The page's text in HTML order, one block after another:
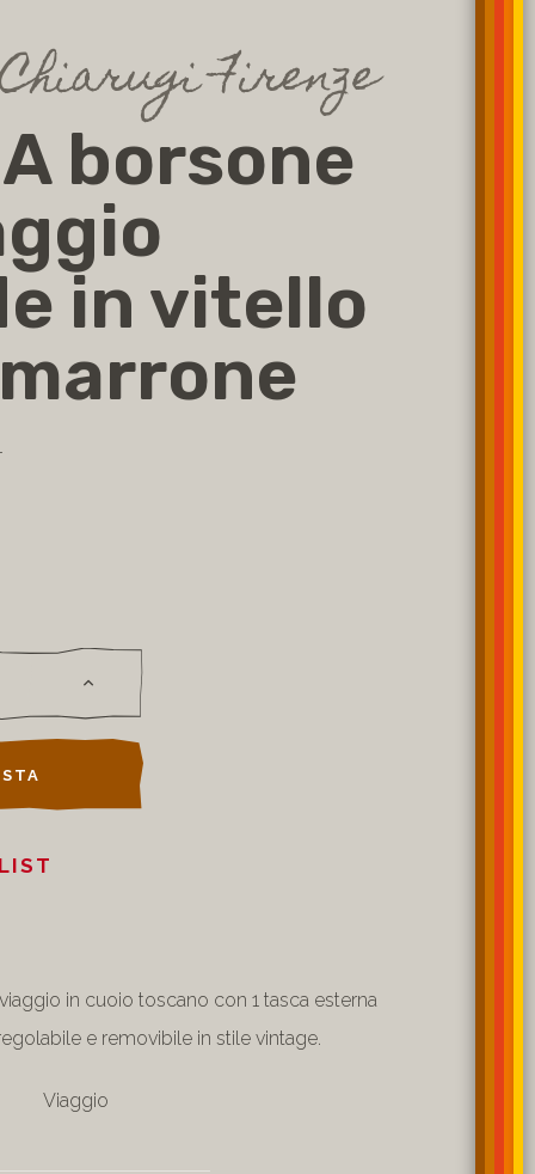
Firenze
borsone
in vitello
in cuoio toscano con 1 tasca esterna
e removibile in stile vintage.
Viaggio